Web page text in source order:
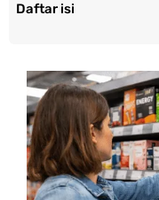
Daftar isi